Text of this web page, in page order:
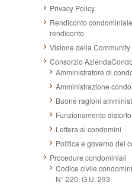
Privacy Policy
Rendiconto
rendiconto
Visione della
Consorzio
Amministratore di
Amministrazione
Buone ragioni
Funzionamento
Lettera ai condomini
Politica e governo del
Procedure condominiali
Codice civile
N° 220, G.U. 293